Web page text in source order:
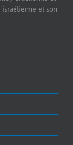
et son